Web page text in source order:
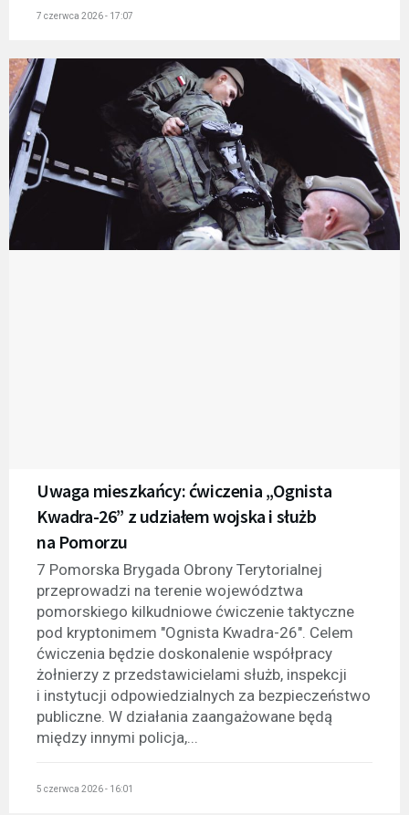
7 czerwca 2026 - 17:07
Uwaga mieszkańcy: ćwiczenia „Ognista
Kwadra-26” z udziałem wojska i służb
na Pomorzu
7 Pomorska Brygada Obrony Terytorialnej
przeprowadzi na terenie województwa
pomorskiego kilkudniowe ćwiczenie taktyczne
pod kryptonimem "Ognista Kwadra-26". Celem
ćwiczenia będzie doskonalenie współpracy
żołnierzy z przedstawicielami służb, inspekcji
i instytucji odpowiedzialnych za bezpieczeństwo
publiczne. W działania zaangażowane będą
między innymi policja,...
5 czerwca 2026 - 16:01